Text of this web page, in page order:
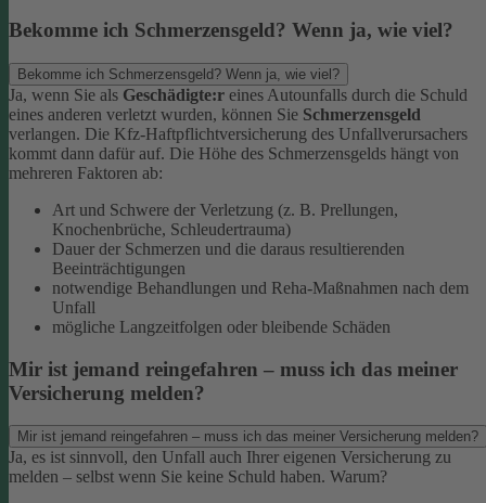
Bekomme ich Schmerzensgeld? Wenn ja, wie viel?
Bekomme ich Schmerzensgeld? Wenn ja, wie viel?
Ja, wenn Sie als Geschädigte:r eines Autounfalls durch die Schuld
eines anderen verletzt wurden, können Sie Schmerzensgeld
verlangen. Die Kfz-Haftpflichtversicherung des Unfallverursachers
kommt dann dafür auf. Die Höhe des Schmerzensgelds hängt von
mehreren Faktoren ab:
Art und Schwere der Verletzung (z. B. Prellungen,
Knochenbrüche, Schleudertrauma)
Dauer der Schmerzen und die daraus resultierenden
Beeinträchtigungen
notwendige Behandlungen und Reha-Maßnahmen nach dem
Unfall
mögliche Langzeitfolgen oder bleibende Schäden
Mir ist jemand reingefahren – muss ich das meiner
Versicherung melden?
Mir ist jemand reingefahren – muss ich das meiner Versicherung melden?
Ja, es ist sinnvoll, den Unfall auch Ihrer eigenen Versicherung zu
melden – selbst wenn Sie keine Schuld haben. Warum?